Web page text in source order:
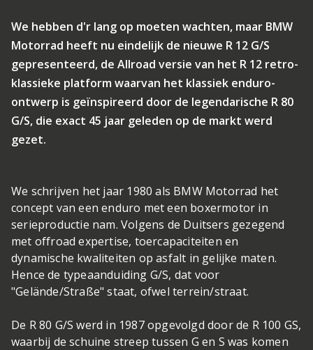
We hebben d'r lang op moeten wachten, maar BMW
Motorrad heeft nu eindelijk de nieuwe R 12 G/S
gepresenteerd, de Allroad versie van het R 12 retro-
klassieke platform waarvan het klassiek enduro-
ontwerp is geïnspireerd door de legendarische R 80
G/S, die exact 45 jaar geleden op de markt werd
gezet.
We schrijven het jaar 1980 als BMW Motorrad het
concept van een enduro met een boxermotor in
serieproductie nam. Volgens de Duitsers gezegend
met offroad expertise, toercapaciteiten en
dynamische kwaliteiten op asfalt in gelijke maten.
Hence de typeaanduiding G/S, dat voor
"Gelände/Straße" staat, ofwel terrein/straat.
De R 80 G/S werd in 1987 opgevolgd door de R 100 GS,
waarbij de schuine streep tussen G en S was komen